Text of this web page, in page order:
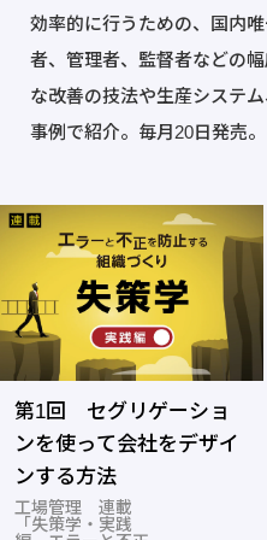
効率的に行うための、国内
者、管理者、監督者などの
な改善の技法や生産システ
事例で紹介。毎月20日発売。
第1回 セグリゲーショ
ンを使って会社をデザイ
ンする方法
工場管理 連載
「失策学・実践